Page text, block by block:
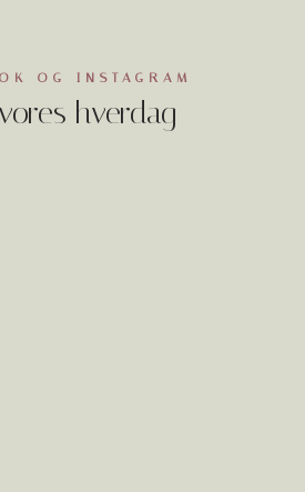
OG INSTAGRAM
hverdag